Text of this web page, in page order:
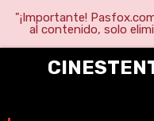
"¡Importante!
al contenido, solo